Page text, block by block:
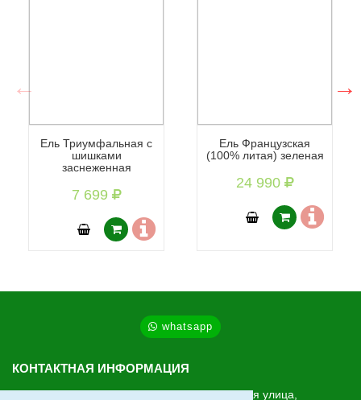
Ель Триумфальная с
шишками
заснеженная
7 699
Ель Французская
(100% литая) зеленая
24 990
whatsapp
КОНТАКТНАЯ ИНФОРМАЦИЯ
МО, Ленинский г.о., Видное, Старо-Нагорная улица,